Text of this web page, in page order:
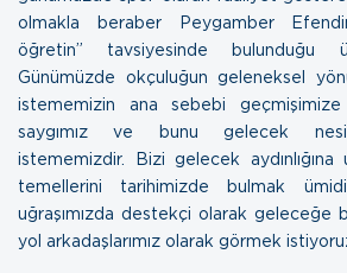
olmakla beraber Peygamber
öğretin” tavsiyesinde bulunduğu
Günümüzde okçuluğun geleneksel
istememizin ana sebebi
saygımız ve bunu gelecek
istememizdir. Bizi gelecek aydınlığına
temellerini tarihimizde bulmak
uğraşımızda destekçi olarak geleceğe
yol arkadaşlarımız olarak görmek